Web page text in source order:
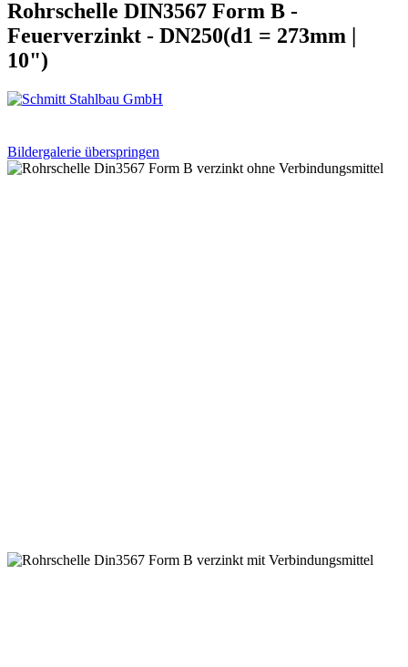
Rohrschelle DIN3567 Form B -
Feuerverzinkt - DN250(d1 = 273mm |
10")
Bildergalerie überspringen